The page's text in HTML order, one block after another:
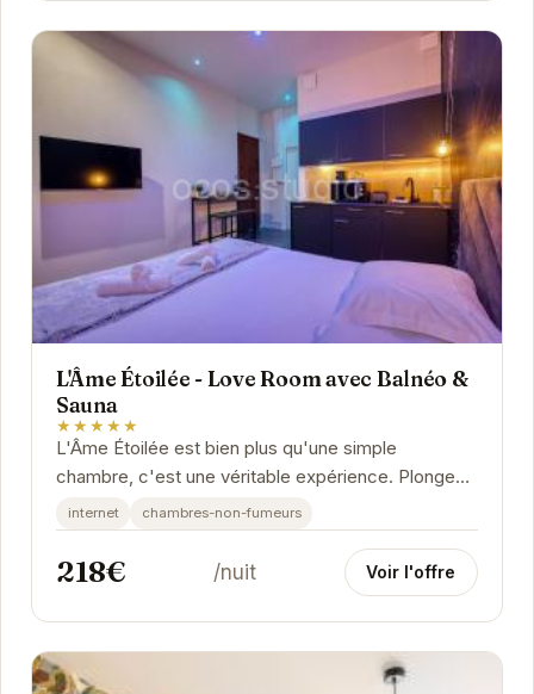
L'Âme Étoilée - Love Room avec Balnéo &
Sauna
★★★★★
L'Âme Étoilée est bien plus qu'une simple
chambre, c'est une véritable expérience. Plongez
dans l'ambiance relaxante du balnéo privatif,...
internet chambres-non-fumeurs
218€ /nuit Voir l'offre